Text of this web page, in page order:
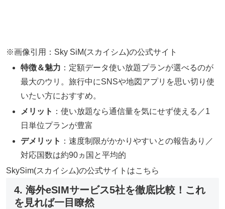
※画像引用：Sky SiM(スカイシム)の公式サイト
特徴＆魅力 ：定額データ使い放題プランが選べるのが
最大のウリ。旅行中にSNSや地図アプリを思い切り使
いたい方におすすめ。
メリット ：使い放題なら通信量を気にせず使える／1
日単位プランが豊富
デメリット ：速度制限がかかりやすいとの報告あり／
対応国数は約90ヵ国と平均的
SkySim(スカイシム)の公式サイトはこちら
4. 海外eSIMサービス5社を徹底比較！これ
を見れば一目瞭然